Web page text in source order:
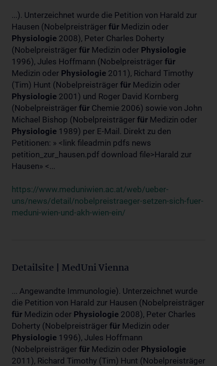
...). Unterzeichnet wurde die Petition von Harald zur
Hausen (Nobelpreisträger für Medizin oder
Physiologie 2008), Peter Charles Doherty
(Nobelpreisträger für Medizin oder Physiologie
1996), Jules Hoffmann (Nobelpreisträger für
Medizin oder Physiologie 2011), Richard Timothy
(Tim) Hunt (Nobelpreisträger für Medizin oder
Physiologie 2001) und Roger David Kornberg
(Nobelpreisträger für Chemie 2006) sowie von John
Michael Bishop (Nobelpreisträger für Medizin oder
Physiologie 1989) per E-Mail. Direkt zu den
Petitionen: » <link fileadmin pdfs news
petition_zur_hausen.pdf download file>Harald zur
Hausen» <...
https://www.meduniwien.ac.at/web/ueber-
uns/news/detail/nobelpreistraeger-setzen-sich-fuer-
meduni-wien-und-akh-wien-ein/
Detailsite | MedUni Vienna
... Angewandte Immunologie). Unterzeichnet wurde
die Petition von Harald zur Hausen (Nobelpreisträger
für Medizin oder Physiologie 2008), Peter Charles
Doherty (Nobelpreisträger für Medizin oder
Physiologie 1996), Jules Hoffmann
(Nobelpreisträger für Medizin oder Physiologie
2011), Richard Timothy (Tim) Hunt (Nobelpreisträger